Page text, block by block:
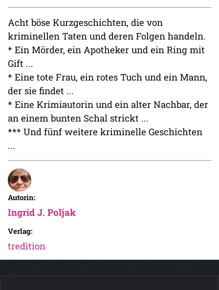
Acht böse Kurzgeschichten, die von
kriminellen Taten und deren Folgen handeln.
* Ein Mörder, ein Apotheker und ein Ring mit
Gift ...
* Eine tote Frau, ein rotes Tuch und ein Mann,
der sie findet ...
* Eine Krimiautorin und ein alter Nachbar, der
an einem bunten Schal strickt ...
*** Und fünf weitere kriminelle Geschichten
...
Autorin:
Ingrid J. Poljak
Verlag:
tredition